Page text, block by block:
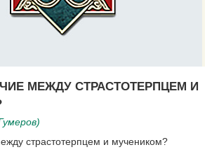
МЕЖДУ СТРАСТОТЕРПЦЕМ И
страстотерпцем и мучеником?